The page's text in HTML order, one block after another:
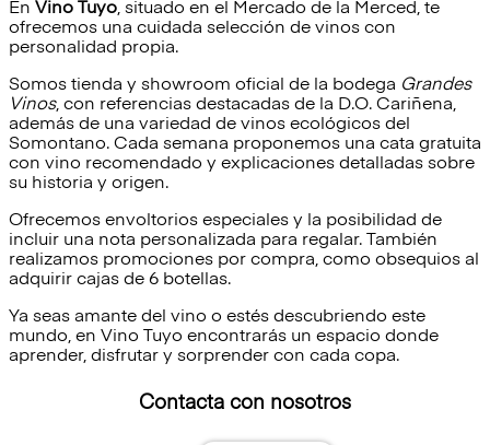
En Vino Tuyo, situado en el Mercado de la Merced, te
ofrecemos una cuidada selección de vinos con
personalidad propia.
Somos tienda y showroom oficial de la bodega Grandes
Vinos, con referencias destacadas de la D.O. Cariñena,
además de una variedad de vinos ecológicos del
Somontano. Cada semana proponemos una cata gratuita
con vino recomendado y explicaciones detalladas sobre
su historia y origen.
Ofrecemos envoltorios especiales y la posibilidad de
incluir una nota personalizada para regalar. También
realizamos promociones por compra, como obsequios al
adquirir cajas de 6 botellas.
Ya seas amante del vino o estés descubriendo este
mundo, en Vino Tuyo encontrarás un espacio donde
aprender, disfrutar y sorprender con cada copa.
Contacta con nosotros